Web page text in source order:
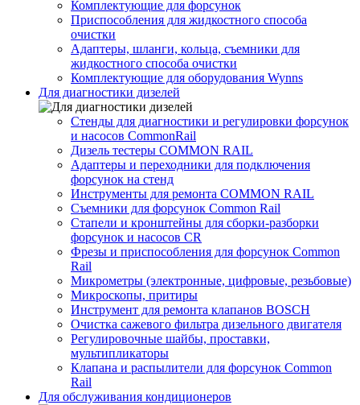
Комплектующие для форсунок
Приспособления для жидкостного способа
очистки
Адаптеры, шланги, кольца, съемники для
жидкостного способа очистки
Комплектующие для оборудования Wynns
Для диагностики дизелей
Стенды для диагностики и регулировки форсунок
и насосов CommonRail
Дизель тестеры COMMON RAIL
Адаптеры и переходники для подключения
форсунок на стенд
Инструменты для ремонта COMMON RAIL
Съемники для форсунок Common Rail
Стапели и кронштейны для сборки-разборки
форсунок и насосов CR
Фрезы и приспособления для форсунок Common
Rail
Микрометры (электронные, цифровые, резьбовые)
Микроскопы, притиры
Инструмент для ремонта клапанов BOSCH
Очистка сажевого фильтра дизельного двигателя
Регулировочные шайбы, проставки,
мультипликаторы
Клапана и распылители для форсунок Common
Rаil
Для обслуживания кондиционеров